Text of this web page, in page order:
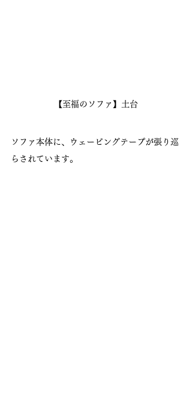
【至福のソファ】土台
ソファ本体に、ウェービングテープが張り巡
らされています。